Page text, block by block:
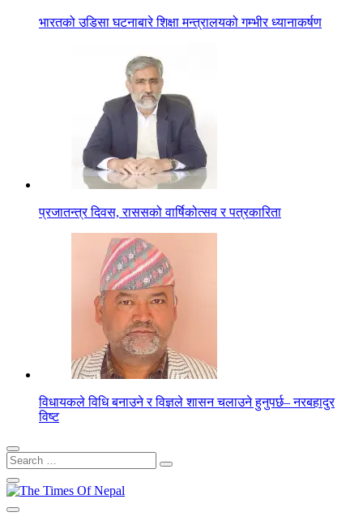
भारतको उडिसा घटनाबारे शिक्षा मन्त्रालयको गम्भीर ध्यानाकर्षण
प्रजातन्त्र दिवस, राससको वार्षिकोत्सव र पत्रकारिता
विधायकले विधि बनाउने र विज्ञले शासन चलाउने हुनुपर्छ– नरबहादुर
विष्ट
Search
for: